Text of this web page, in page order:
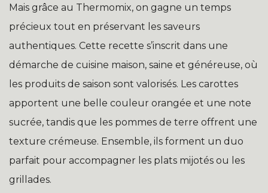
Mais grâce au Thermomix, on gagne un temps
précieux tout en préservant les saveurs
authentiques. Cette recette s’inscrit dans une
démarche de cuisine maison, saine et généreuse, où
les produits de saison sont valorisés. Les carottes
apportent une belle couleur orangée et une note
sucrée, tandis que les pommes de terre offrent une
texture crémeuse. Ensemble, ils forment un duo
parfait pour accompagner les plats mijotés ou les
grillades.